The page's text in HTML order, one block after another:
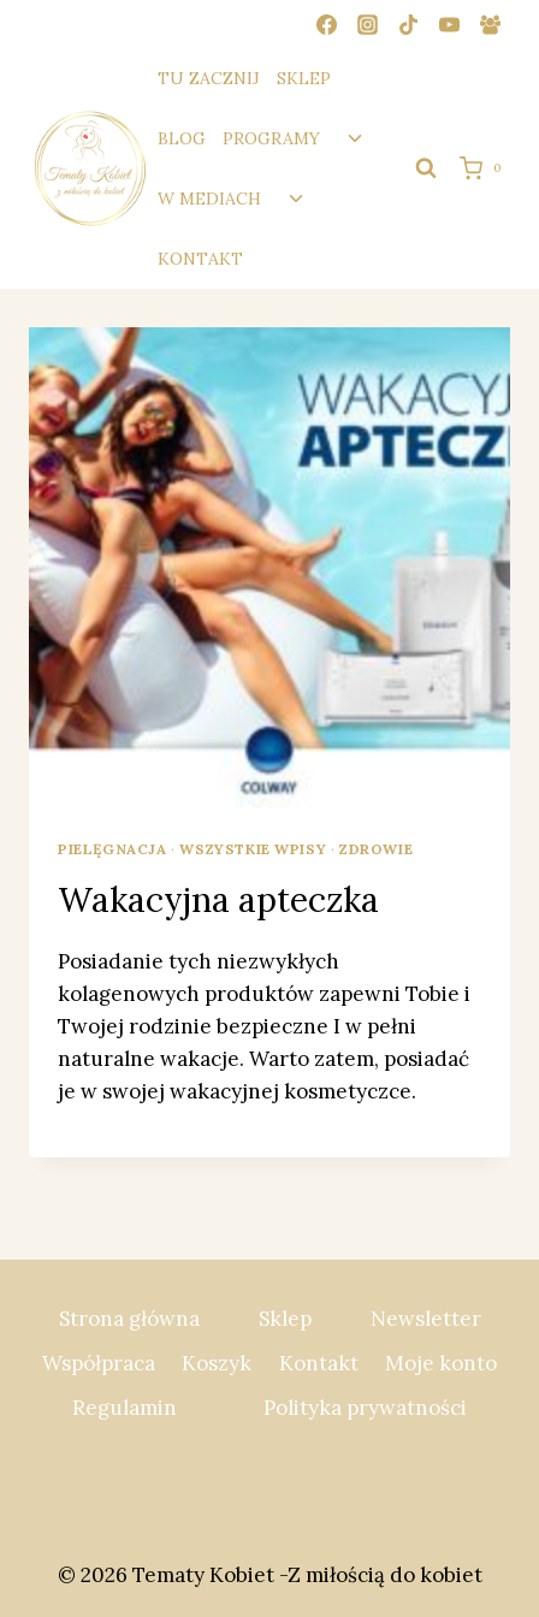
TU ZACZNIJ SKLEP
BLOG PROGRAMY
Przełącz
podrzędne
W MEDIACH
Przełącz
KONTAKT
0
PIELĘGNACJA ·WSZYSTKIE WPISY ·ZDROWIE
Wakacyjna apteczka
Posiadanie tych niezwykłych
kolagenowych produktów zapewni Tobie i
Twojej rodzinie bezpieczne I w pełni
naturalne wakacje. Warto zatem, posiadać
je w swojej wakacyjnej kosmetyczce.
Strona główna Sklep
Newsletter
Współpraca
Koszyk Kontakt
Moje konto
Regulamin
Polityka prywatności
© 2026 Tematy Kobiet -Z miłością do kobiet